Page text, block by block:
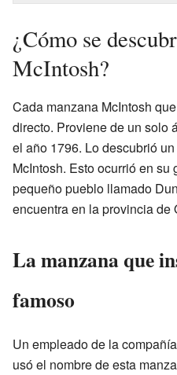
¿Cómo se
McIntosh?
Cada manzana McIntosh
directo. Proviene de un solo
el año 1796. Lo descubrió
McIntosh. Esto ocurrió en su
pequeño pueblo llamado
encuentra en la provincia de
La manzana que
famoso
Un empleado de la compañía
usó el nombre de esta